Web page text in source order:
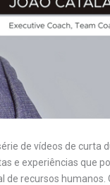
de vídeos de curta
e experiências que
de recursos humanos.